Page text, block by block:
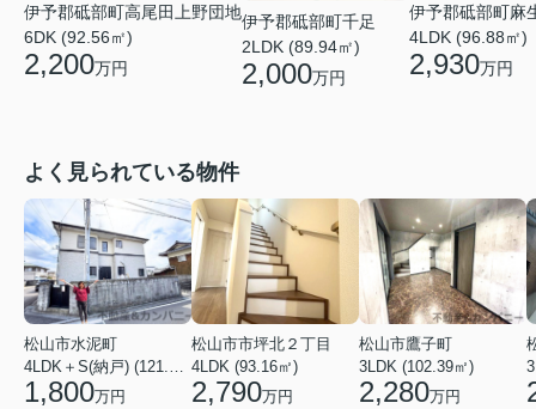
伊予郡砥部町高尾田上野団地
6DK (92.56㎡)
2,200万円
伊予郡砥部町千足
2LDK (89.94㎡)
2,000万円
伊予郡砥部町麻
4LDK (96.88㎡)
2,930万円
よく見られている物件
松山市水泥町
1,800万円
松山市市坪北２丁目
4LDK (93.16㎡)
2,790万円
松山市鷹子町
3LDK (102.39㎡)
2,280万円